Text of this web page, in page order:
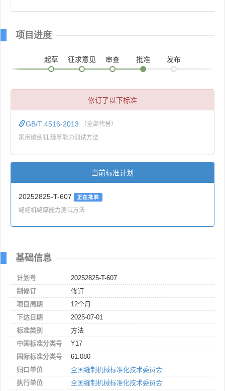
项目进度
起草 征求意见 审查 批准 发布
修订了以下标准
GB/T 4516-2013 （全部代替）
家用缝纫机 缝厚能力测试方法
当前标准计划
20252825-T-607 正在批准
缝纫机缝厚能力测试方法
基础信息
计划号
20252825-T-607
制修订
修订
项目周期
12个月
下达日期
2025-07-01
标准类别
方法
中国标准分类号
Y17
国际标准分类号
61.080
归口单位
全国缝制机械标准化技术委员会
执行单位
全国缝制机械标准化技术委员会